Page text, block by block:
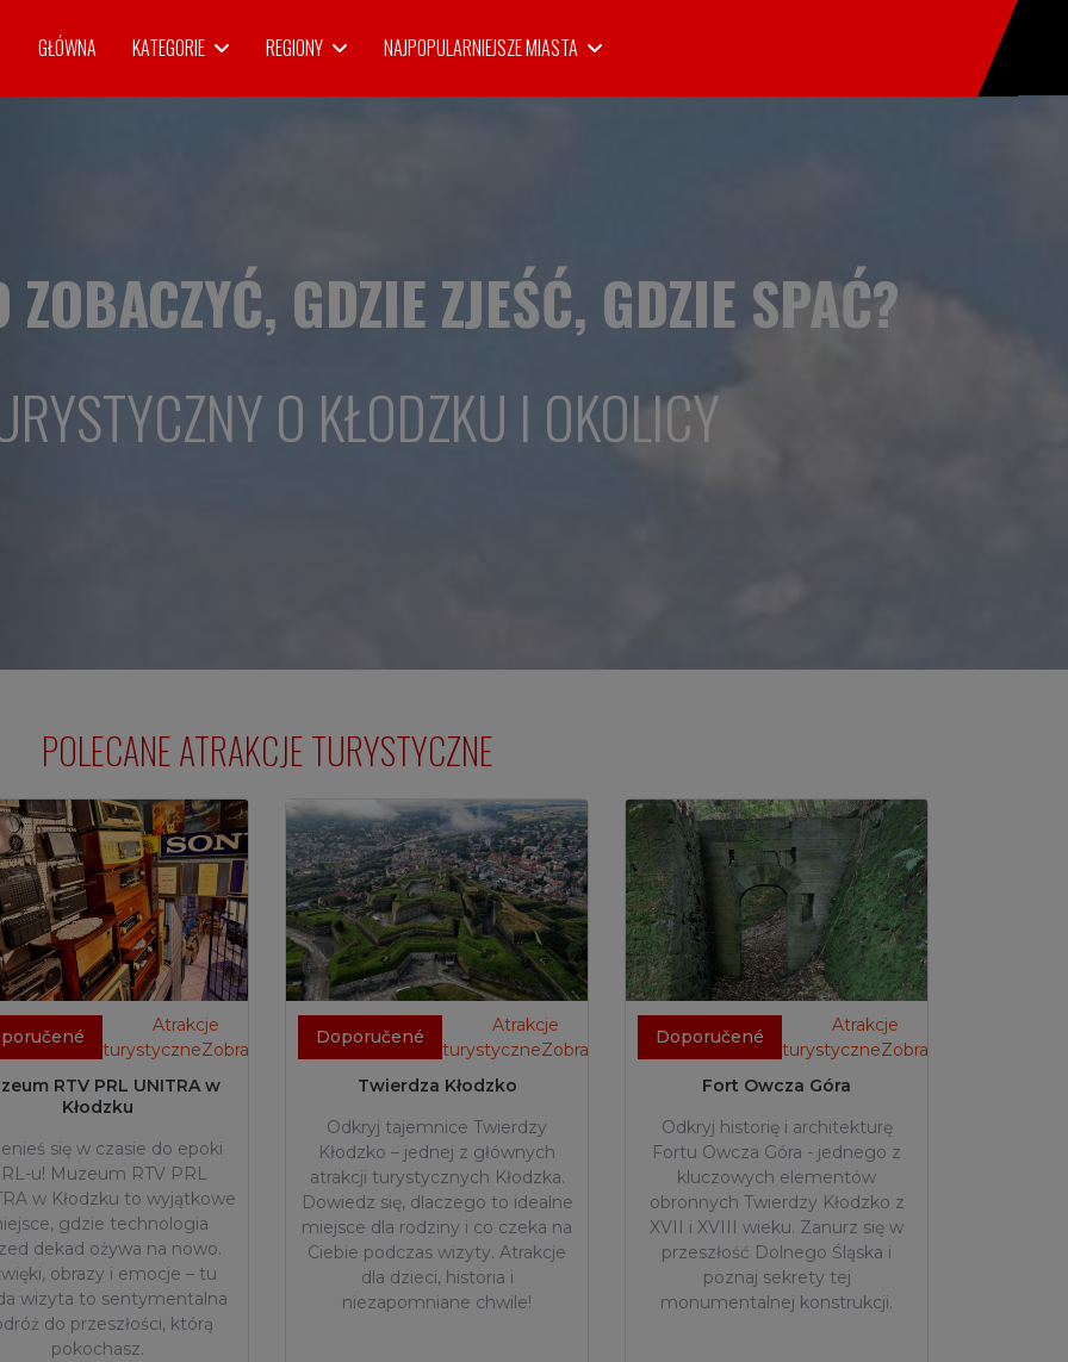
GŁÓWNA KATEGORIE REGIONY NAJPOPULARNIEJSZE MIASTA
GDZIE ZJEŚĆ, GDZIE SPAĆ?
O KŁODZKU I OKOLICY
POLECANE ATRAKCJE TURYSTYCZNE
Atrakcje
turystyczneZobrazit
RTV PRL UNITRA w
Kłodzku
się w czasie do epoki
u! Muzeum RTV PRL
w Kłodzku to wyjątkowe
gdzie technologia
dekad ożywa na nowo.
obrazy i emocje – tu
wizyta to sentymentalna
do przeszłości, którą
pokochasz.
Doporučené
Atrakcje
turystyczneZobrazit
Twierdza Kłodzko
Odkryj tajemnice Twierdzy
Kłodzko – jednej z głównych
atrakcji turystycznych Kłodzka.
Dowiedz się, dlaczego to idealne
miejsce dla rodziny i co czeka na
Ciebie podczas wizyty. Atrakcje
dla dzieci, historia i
niezapomniane chwile!
Doporučené
Atrakcje
turystyczneZobrazit
Fort Owcza Góra
Odkryj historię i architekturę
Fortu Owcza Góra - jednego z
kluczowych elementów
obronnych Twierdzy Kłodzko z
XVII i XVIII wieku. Zanurz się w
przeszłość Dolnego Śląska i
poznaj sekrety tej
monumentalnej konstrukcji.